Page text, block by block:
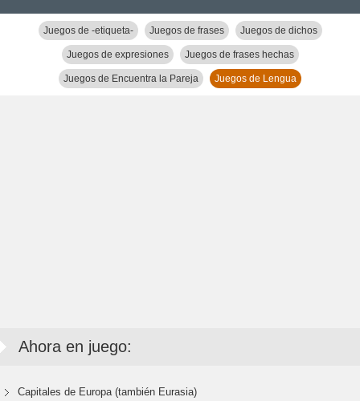
Juegos de -etiqueta- Juegos de frases Juegos de dichos
Juegos de expresiones Juegos de frases hechas
Juegos de Encuentra la Pareja Juegos de Lengua
Ahora en juego:
Capitales de Europa (también Eurasia)